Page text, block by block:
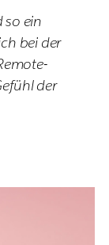
so ein
bei der
der